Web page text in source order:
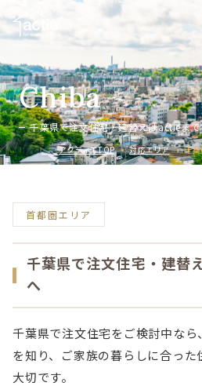
Chiba
千葉県で注文住宅・建替えはactieまで
アクティエTOP 対応エリア 千
首都圏エリア
千葉県で注文住宅・建替
へ
千葉県で注文住宅をご検討中な
を知り、ご家族の暮らしに合っ
大切です。